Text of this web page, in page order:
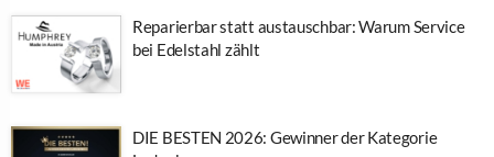
Reparierbar statt austauschbar: Warum Service
bei Edelstahl zählt
DIE BESTEN 2026: Gewinner der Kategorie